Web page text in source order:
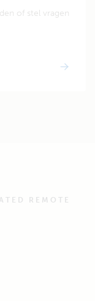
of stel vragen
REMOTE